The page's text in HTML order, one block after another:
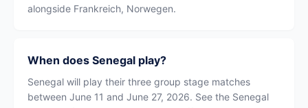
alongside Frankreich, Norwegen.
When does Senegal play?
Senegal will play their three group stage matches
between June 11 and June 27, 2026. See the Senegal